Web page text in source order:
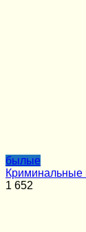
былые
Криминальные
1 652